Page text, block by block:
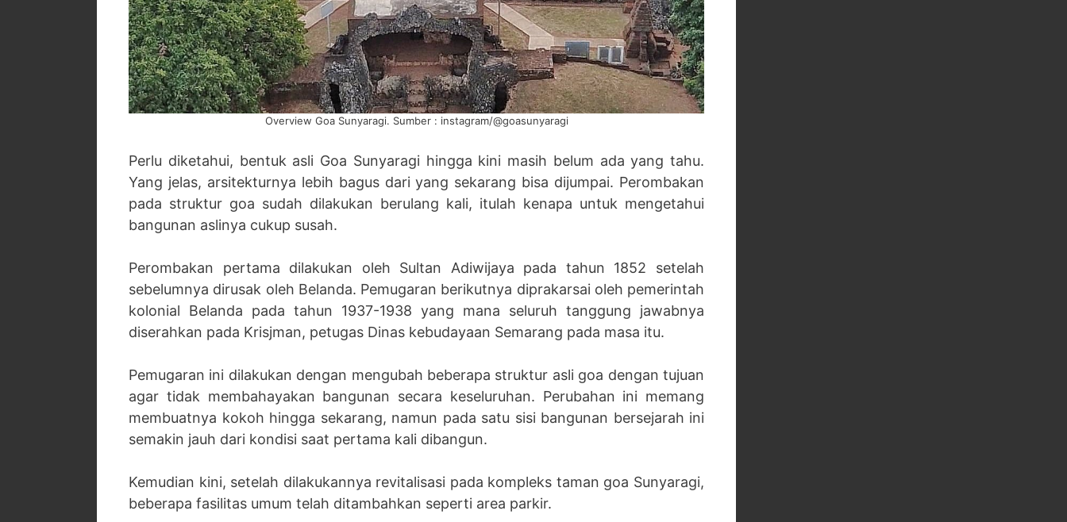
Overview Goa Sunyaragi. Sumber : instagram/@goasunyaragi
Perlu diketahui, bentuk asli Goa Sunyaragi hingga kini masih belum ada yang tahu.
Yang jelas, arsitekturnya lebih bagus dari yang sekarang bisa dijumpai. Perombakan
pada struktur goa sudah dilakukan berulang kali, itulah kenapa untuk mengetahui
bangunan aslinya cukup susah.
Perombakan pertama dilakukan oleh Sultan Adiwijaya pada tahun 1852 setelah
sebelumnya dirusak oleh Belanda. Pemugaran berikutnya diprakarsai oleh pemerintah
kolonial Belanda pada tahun 1937-1938 yang mana seluruh tanggung jawabnya
diserahkan pada Krisjman, petugas Dinas kebudayaan Semarang pada masa itu.
Pemugaran ini dilakukan dengan mengubah beberapa struktur asli goa dengan tujuan
agar tidak membahayakan bangunan secara keseluruhan. Perubahan ini memang
membuatnya kokoh hingga sekarang, namun pada satu sisi bangunan bersejarah ini
semakin jauh dari kondisi saat pertama kali dibangun.
Kemudian kini, setelah dilakukannya revitalisasi pada kompleks taman goa Sunyaragi,
beberapa fasilitas umum telah ditambahkan seperti area parkir.